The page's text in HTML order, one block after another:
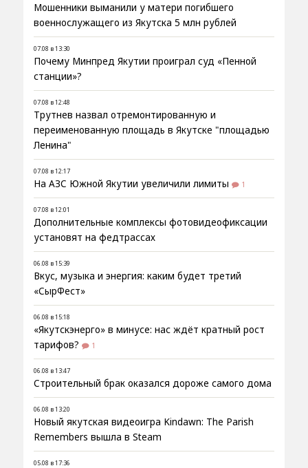
Мошенники выманили у матери погибшего
военнослужащего из Якутска 5 млн рублей
07.08 в 13:30
Почему Минпред Якутии проиграл суд «Пенной
станции»?
07.08 в 12:48
Трутнев назвал отремонтированную и
переименованную площадь в Якутске "площадью
Ленина"
07.08 в 12:17
На АЗС Южной Якутии увеличили лимиты 1
07.08 в 12:01
Дополнительные комплексы фотовидеофиксации
установят на федтрассах
06.08 в 15:39
Вкус, музыка и энергия: каким будет третий
«СырФест»
06.08 в 15:18
«Якутскэнерго» в минусе: нас ждёт кратный рост
тарифов?
1
06.08 в 13:47
Строительный брак оказался дороже самого дома
06.08 в 13:20
Новый якутская видеоигра Kindawn: The Parish
Remembers вышла в Steam
05.08 в 17:36